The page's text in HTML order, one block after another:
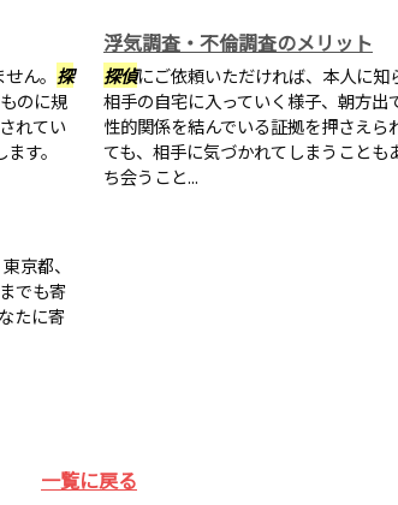
ん。 探
のに規
れてい
す。
浮気調査・不倫調査のメリット
探偵にご依頼いただければ、本人に
相手の自宅に入っていく様子、朝方出
性的関係を結んでいる証拠を押さえ
ても、相手に気づかれてしまうこと
ち会うこと...
京都、
でも寄
たに寄
一覧に戻る